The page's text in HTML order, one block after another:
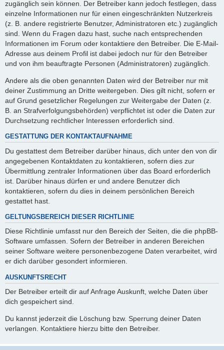
zugänglich sein können. Der Betreiber kann jedoch festlegen, dass
einzelne Informationen nur für einen eingeschränkten Nutzerkreis
(z. B. andere registrierte Benutzer, Administratoren etc.) zugänglich
sind. Wenn du Fragen dazu hast, suche nach entsprechenden
Informationen im Forum oder kontaktiere den Betreiber. Die E-Mail-
Adresse aus deinem Profil ist dabei jedoch nur für den Betreiber
und von ihm beauftragte Personen (Administratoren) zugänglich.
Andere als die oben genannten Daten wird der Betreiber nur mit
deiner Zustimmung an Dritte weitergeben. Dies gilt nicht, sofern er
auf Grund gesetzlicher Regelungen zur Weitergabe der Daten (z.
B. an Strafverfolgungsbehörden) verpflichtet ist oder die Daten zur
Durchsetzung rechtlicher Interessen erforderlich sind.
GESTATTUNG DER KONTAKTAUFNAHME
Du gestattest dem Betreiber darüber hinaus, dich unter den von dir
angegebenen Kontaktdaten zu kontaktieren, sofern dies zur
Übermittlung zentraler Informationen über das Board erforderlich
ist. Darüber hinaus dürfen er und andere Benutzer dich
kontaktieren, sofern du dies in deinem persönlichen Bereich
gestattet hast.
GELTUNGSBEREICH DIESER RICHTLINIE
Diese Richtlinie umfasst nur den Bereich der Seiten, die die phpBB-
Software umfassen. Sofern der Betreiber in anderen Bereichen
seiner Software weitere personenbezogene Daten verarbeitet, wird
er dich darüber gesondert informieren.
AUSKUNFTSRECHT
Der Betreiber erteilt dir auf Anfrage Auskunft, welche Daten über
dich gespeichert sind.
Du kannst jederzeit die Löschung bzw. Sperrung deiner Daten
verlangen. Kontaktiere hierzu bitte den Betreiber.